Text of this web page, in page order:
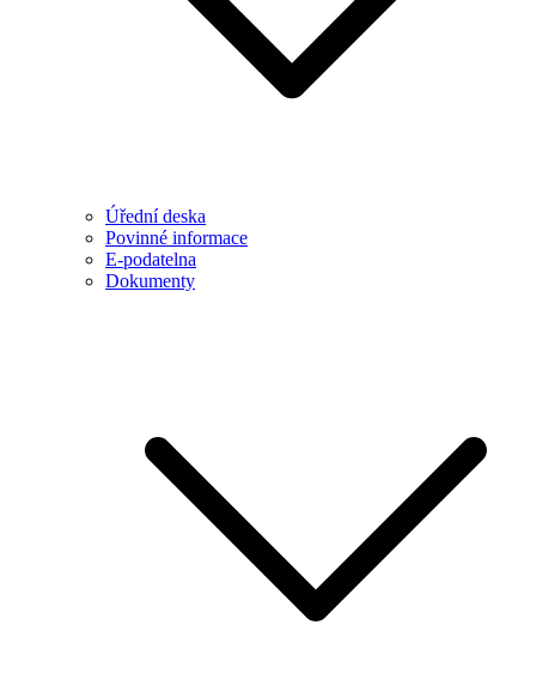
Úřední deska
Povinné informace
E-podatelna
Dokumenty